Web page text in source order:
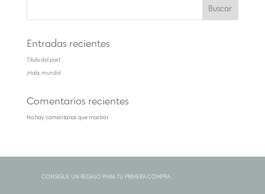
Buscar
Entradas recientes
Título del post
¡Hola, mundo!
Comentarios recientes
No hay comentarios que mostrar.
CONSIGUE UN REGALO PARA TU PRIMERA COMPRA